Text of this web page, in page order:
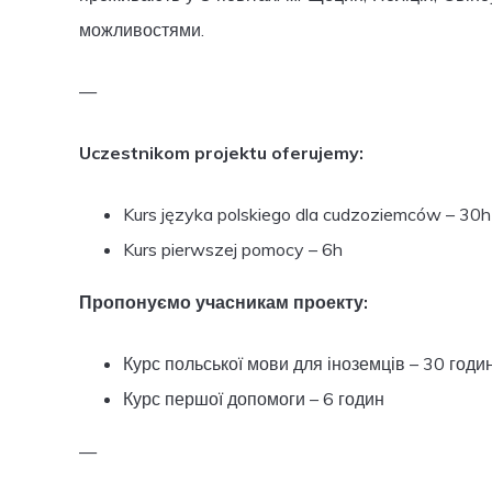
можливостями.
—
Uczestnikom projektu oferujemy:
Kurs języka polskiego dla cudzoziemców – 30h
Kurs pierwszej pomocy – 6h
Пропонуємо учасникам проекту:
Курс польської мови для іноземців – 30
Курс першої допомоги – 6 годин
—